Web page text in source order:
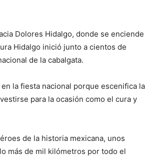
Dolores Hidalgo, donde se enciende
Hidalgo inició junto a cientos de
de la cabalgata.
la fiesta nacional porque escenifica la
para la ocasión como el cura y
de la historia mexicana, unos
más de mil kilómetros por todo el